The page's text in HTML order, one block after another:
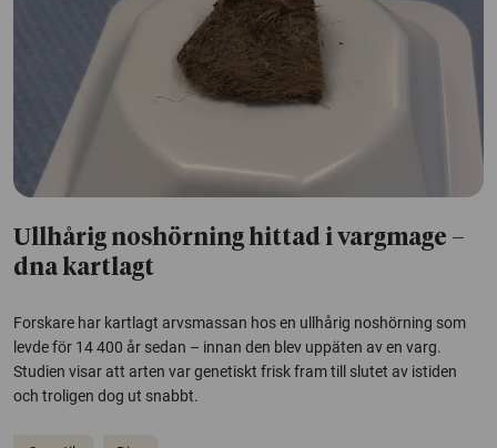
Ullhårig noshörning hittad i vargmage –
dna kartlagt
Forskare har kartlagt arvsmassan hos en ullhårig noshörning som
levde för 14 400 år sedan – innan den blev uppäten av en varg.
Studien visar att arten var genetiskt frisk fram till slutet av istiden
och troligen dog ut snabbt.